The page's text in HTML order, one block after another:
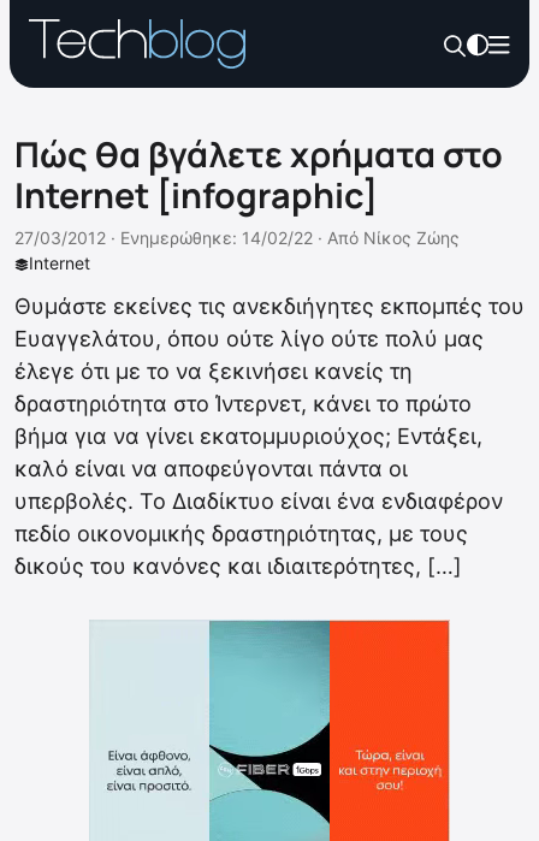
Πώς θα βγάλετε χρήματα στο
Internet [infographic]
Internet
27/03/2012 · Ενημερώθηκε: 14/02/22 · Από Νίκος Ζώης
Θυμάστε εκείνες τις ανεκδιήγητες εκπομπές του
Ευαγγελάτου, όπου ούτε λίγο ούτε πολύ μας
έλεγε ότι με το να ξεκινήσει κανείς τη
δραστηριότητα στο Ίντερνετ, κάνει το πρώτο
βήμα για να γίνει εκατομμυριούχος; Εντάξει,
καλό είναι να αποφεύγονται πάντα οι
υπερβολές. Το Διαδίκτυο είναι ένα ενδιαφέρον
πεδίο οικονομικής δραστηριότητας, με τους
δικούς του κανόνες και ιδιαιτερότητες, […]